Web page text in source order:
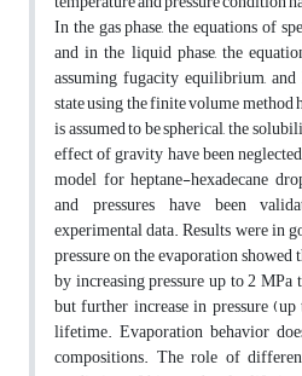
In the gas phase, the equations of
and in the liquid phase, the
assuming fugacity equilibrium,
state using the finite volume method
is assumed to be spherical, the
effect of gravity have been
model for heptane-hexadecane
and pressures have been
experimental data. Results were in
pressure on the evaporation showed
by increasing pressure up to 2
but further increase in pressure
lifetime. Evaporation behavior
compositions. The role of